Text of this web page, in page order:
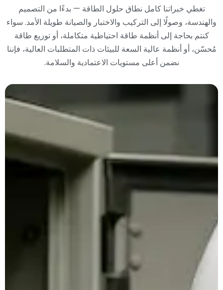
تغطي خبراتنا كامل نطاق حلول الطاقة — بدءًا من التصميم
والهندسة، وصولًا إلى التركيب والاختبار والصيانة طويلة الأمد. سواء
كنتم بحاجة إلى أنظمة طاقة احتياطية متكاملة، أو توزيع طاقة
مُحسّن، أو أنظمة عالية السعة للبيئات ذات المتطلبات العالية، فإننا
نضمن أعلى مستويات الاعتمادية والسلامة.